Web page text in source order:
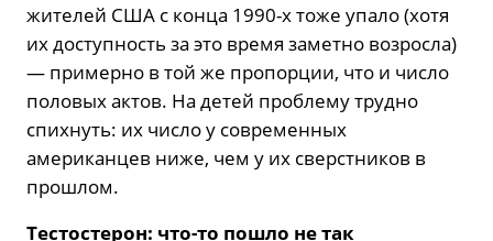
жителей США с конца 1990-х тоже упало (хотя
их доступность за это время заметно возросла)
— примерно в той же пропорции, что и число
половых актов. На детей проблему трудно
спихнуть: их число у современных
американцев ниже, чем у их сверстников в
прошлом.
Тестостерон: что-то пошло не так